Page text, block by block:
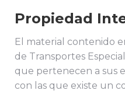
Propiedad
El material contenido
de Transportes
que pertenecen a sus
con las que existe un